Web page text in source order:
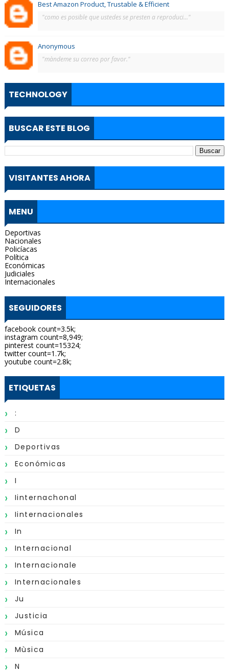
Best Amazon Product, Trustable & Efficient
"como es posible que ustedes se presten a reproduci..."
Anonymous
"màndeme su correo por favor."
TECHNOLOGY
BUSCAR ESTE BLOG
VISITANTES AHORA
MENU
Deportivas
Nacionales
Policíacas
Política
Económicas
Judiciales
Internacionales
SEGUIDORES
facebook count=3.5k;
instagram count=8,949;
pinterest count=15324;
twitter count=1.7k;
youtube count=2.8k;
ETIQUETAS
:
D
Deportivas
Económicas
I
Iinternachonal
Iinternacionales
In
Internacional
Internacionale
Internacionales
Ju
Justicia
Música
Mùsica
N